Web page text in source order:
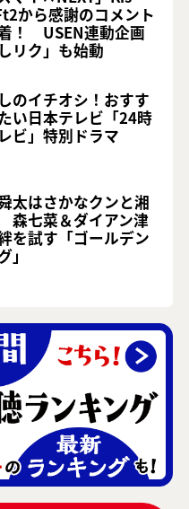
から感謝のコメント
！ USEN連動企画
リク」も始動
のイチオシ！おすす
い日本テレビ「24時
ビ」特別ドラマ
太はさかなクンと湘
七菜＆ダイアン津
を試す「ゴールデン
」